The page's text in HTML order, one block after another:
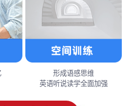
形成语感思维
英语听说读学全面加强